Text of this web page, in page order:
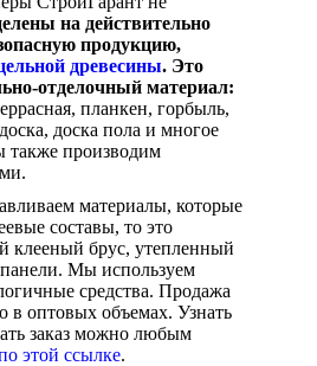
на действительно
продукцию,
древесины. Это
отделочный материал:
планкен, горбыль,
доска пола и многое
также производим
материалы, которые
составы, то это
клееный брус, утепленный
Мы используем
средства. Продажа
в оптовых объемах. Узнать
заказ можно любым
этой ссылке.